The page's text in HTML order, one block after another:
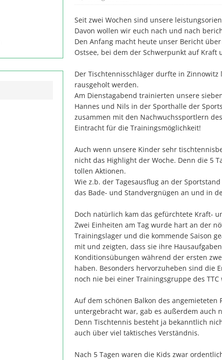
Seit zwei Wochen sind unsere
Davon wollen wir euch nach und nach
Den Anfang macht heute unser Bericht
Ostsee, bei dem der Schwerpunkt auf Kraft
Der Tischtennisschläger durfte in
rausgeholt werden.
Am Dienstagabend trainierten unsere
Hannes und Nils in der Sporthalle der
zusammen mit den Nachwuchssportlern
Eintracht für die Trainingsmöglichkeit!
Auch wenn unsere Kinder sehr
nicht das Highlight der Woche. Denn die 5
tollen Aktionen.
Wie z.b. der Tagesausflug an der
das Bade- und Standvergnügen an und in
Doch natürlich kam das gefürchtete Kraft-
Zwei Einheiten am Tag wurde hart an der
Trainingslager und die kommende Saison
mit und zeigten, dass sie ihre
Konditionsübungen während der ersten
haben. Besonders hervorzuheben sind die
noch nie bei einer Trainingsgruppe des TTC
Auf dem schönen Balkon des
untergebracht war, gab es außerdem auch
Denn Tischtennis besteht ja bekanntlich
auch über viel taktisches Verständnis.
Nach 5 Tagen waren die Kids zwar